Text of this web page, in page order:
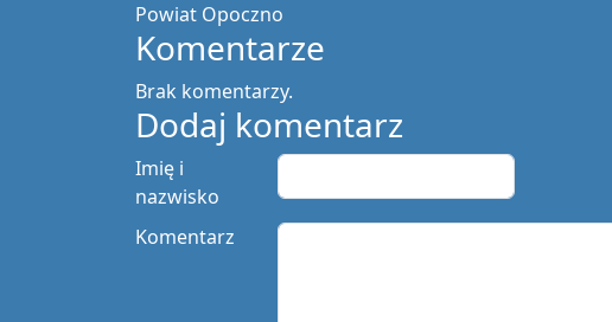
Powiat Opoczno
Komentarze
Brak komentarzy.
Dodaj komentarz
Imię i
nazwisko
Komentarz